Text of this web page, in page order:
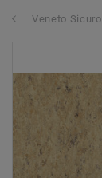
Veneto